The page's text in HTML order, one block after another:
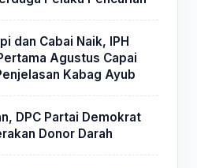
dan Cabai Naik, IPH
Agustus Capai
Kabag Ayub
DPC Partai Demokrat
Donor Darah